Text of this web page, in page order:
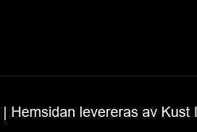
Hemsidan levereras av Kust